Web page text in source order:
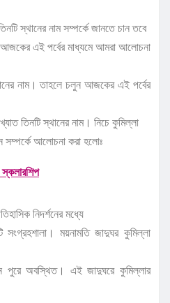
স্থানের নাম সম্পর্কে জানতে চান তবে
এই পর্বের মাধ্যমে আমরা আলোচনা
নাম। তাহলে চলুন আজকের এই পর্বের
তিনটি স্থানের নাম। নিচে কুমিল্লা
সম্পর্কে আলোচনা করা হলোঃ
স্কলারশিপ
নিদর্শনের মধ্যে
ময়নামতি জাদুঘর কুমিল্লা
পুরে অবস্থিত। এই জাদুঘরে কুমিল্লার